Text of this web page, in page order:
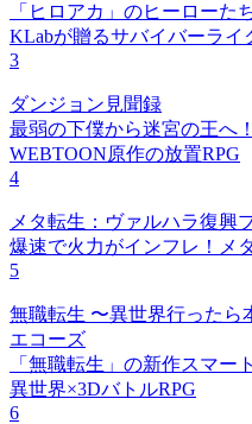
「ヒロアカ」のヒーローた
KLabが贈るサバイバーライ
3
ダンジョン見聞録
最弱の下僕から迷宮の王へ
WEBTOON原作の放置RPG
4
メタ転生：ヴァルハラ復興
爆速で火力がインフレ！メ
5
無職転生 〜異世界行ったら
エコーズ
「無職転生」の新作スマー
異世界×3DバトルRPG
6